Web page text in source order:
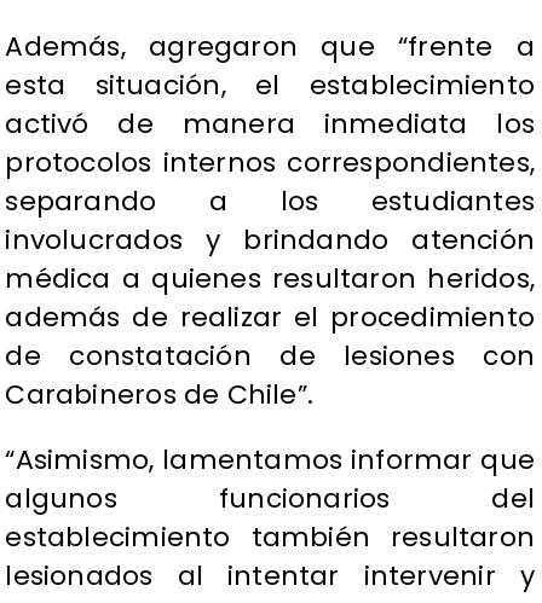
Además, agregaron que “frente a
esta situación, el establecimiento
activó de manera inmediata los
protocolos internos correspondientes,
separando a los estudiantes
involucrados y brindando atención
médica a quienes resultaron heridos,
además de realizar el procedimiento
de constatación de lesiones con
Carabineros de Chile”.
“Asimismo, lamentamos informar que
algunos funcionarios del
establecimiento también resultaron
lesionados al intentar intervenir y